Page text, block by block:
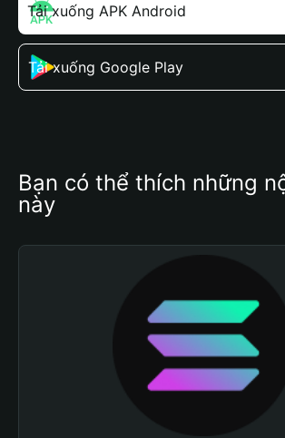
Tải xuống APK Android
Tải xuống Google Play
Bạn có thể thích những
này